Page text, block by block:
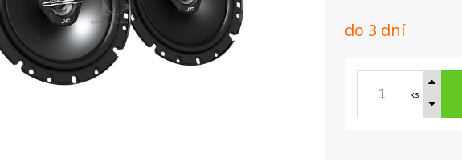
do 3 dní
ks